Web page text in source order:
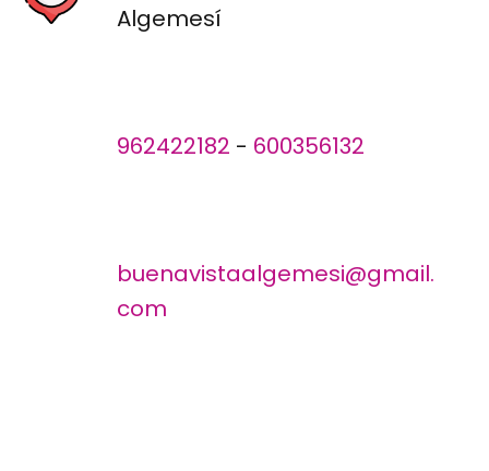
Algemesí
962422182 - 600356132
buenavistaalgemesi@gmail.
com